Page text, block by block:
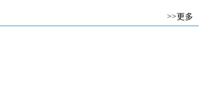
>>更多